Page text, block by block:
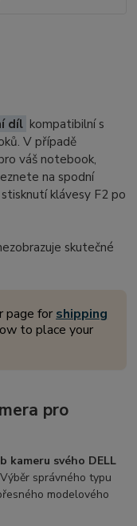
díl kompatibilní s
V případě
váš notebook,
na spodní
klávesy F2 po
skutečné
page for shipping
to place your
pro
kameru svého DELL
správného typu
modelového